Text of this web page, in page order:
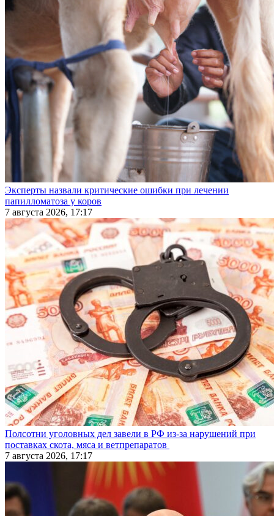
Эксперты назвали критические ошибки при лечении
папилломатоза у коров
7 августа 2026, 17:17
Полсотни уголовных дел завели в РФ из-за нарушений при
поставках скота, мяса и ветпрепаратов
7 августа 2026, 17:17